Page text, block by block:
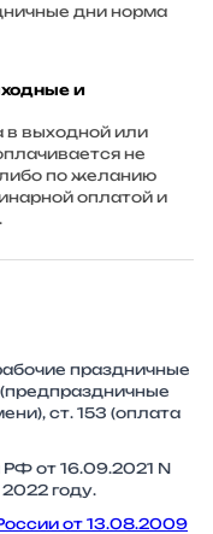
дни норма
и
в выходной или
не
по желанию
оплатой и
праздничные
ст. 153 (оплата
от 16.09.2021 N
году.
от 13.08.2009